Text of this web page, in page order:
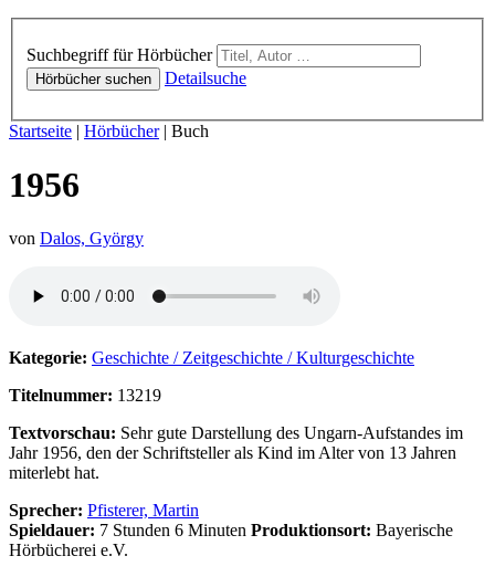
Suchbegriff für Hörbücher
Hörbücher suchen Detailsuche
Sie sind hier:
Startseite | Hörbücher| Buch
1956
von Dalos, György
Kategorie: Geschichte / Zeitgeschichte / Kulturgeschichte
Titelnummer: 13219
Textvorschau: Sehr gute Darstellung des Ungarn-Aufstandes im
Jahr 1956, den der Schriftsteller als Kind im Alter von 13 Jahren
miterlebt hat.
Sprecher: Pfisterer, Martin
Spieldauer: 7 Stunden 6 Minuten Produktionsort: Bayerische
Hörbücherei e.V.